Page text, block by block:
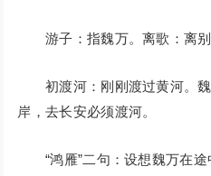
游子：指魏万。离歌：离别
初渡河：刚刚渡过黄河。魏
岸，去长安必须渡河。
“鸿雁”二句：设想魏万在途